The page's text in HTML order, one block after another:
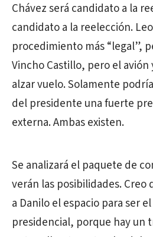
Chávez será candidato a la
candidato a la reelección.
procedimiento más “legal”,
Vincho Castillo, pero el avión
alzar vuelo. Solamente
del presidente una fuerte
externa. Ambas existen.
Se analizará el paquete de
verán las posibilidades. Creo
a Danilo el espacio para ser
presidencial, porque hay un